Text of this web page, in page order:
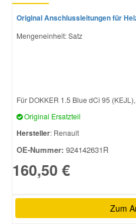
Original Anschlussleitungen für
Mengeneinheit: Satz
Für DOKKER 1.5 Blue dCi 95
Original Ersatzteil
Hersteller: Renault
OE-Nummer: 924142631R
160,50 €
Zum